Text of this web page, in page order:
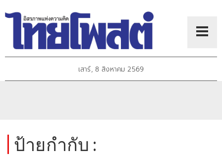
เสาร์, 8 สิงหาคม 2569
ป้ายกำกับ :